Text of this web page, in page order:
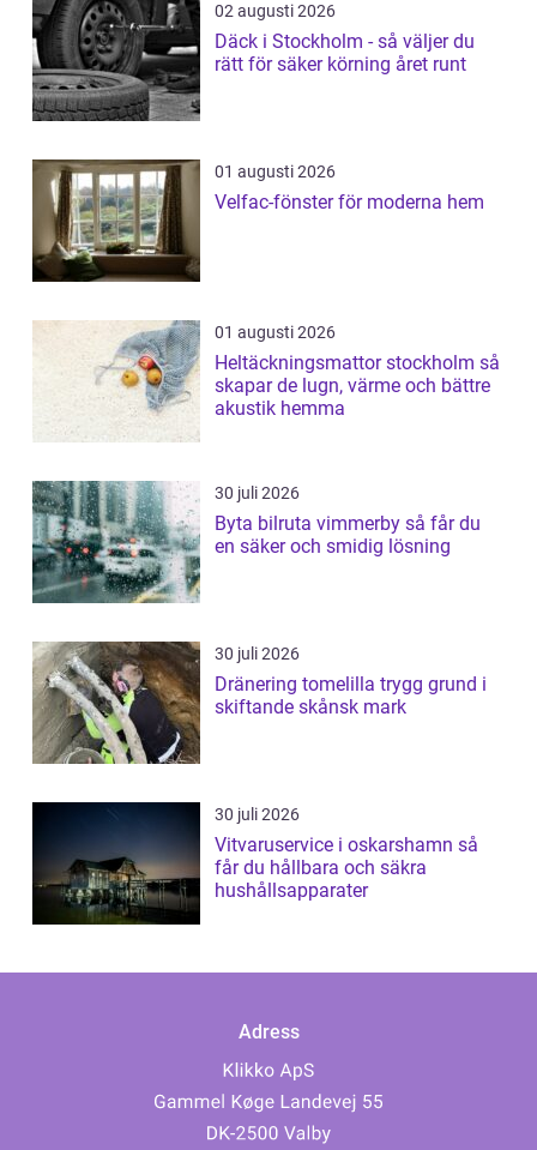
02 augusti 2026
Däck i Stockholm - så väljer du
rätt för säker körning året runt
01 augusti 2026
Velfac-fönster för moderna hem
01 augusti 2026
Heltäckningsmattor stockholm så
skapar de lugn, värme och bättre
akustik hemma
30 juli 2026
Byta bilruta vimmerby så får du
en säker och smidig lösning
30 juli 2026
Dränering tomelilla trygg grund i
skiftande skånsk mark
30 juli 2026
Vitvaruservice i oskarshamn så
får du hållbara och säkra
hushållsapparater
Adress